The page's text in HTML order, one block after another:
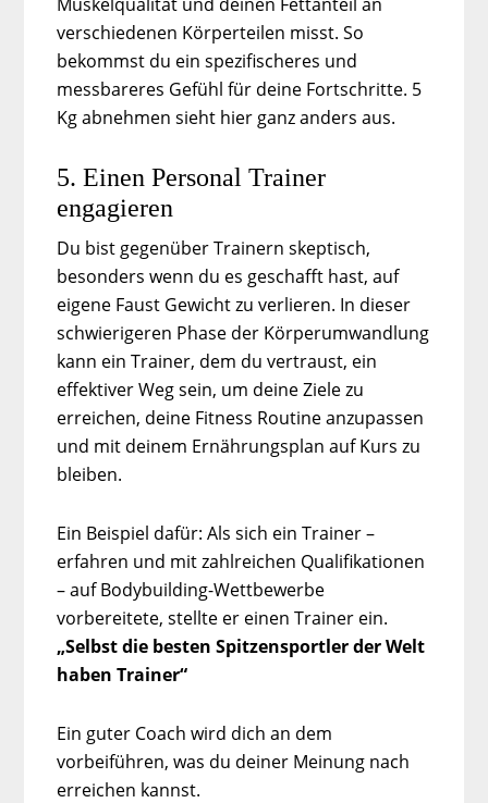
verschiedenen Körperteilen misst. So
bekommst du ein spezifischeres und
messbareres Gefühl für deine Fortschritte. 5
Kg abnehmen sieht hier ganz anders aus.
5. Einen Personal Trainer
engagieren
Du bist gegenüber Trainern skeptisch,
besonders wenn du es geschafft hast, auf
eigene Faust Gewicht zu verlieren. In dieser
schwierigeren Phase der Körperumwandlung
kann ein Trainer, dem du vertraust, ein
effektiver Weg sein, um deine Ziele zu
erreichen, deine Fitness Routine anzupassen
und mit deinem Ernährungsplan auf Kurs zu
bleiben.
Ein Beispiel dafür: Als sich ein Trainer –
erfahren und mit zahlreichen Qualifikationen
– auf Bodybuilding-Wettbewerbe
vorbereitete, stellte er einen Trainer ein.
„Selbst die besten Spitzensportler der Welt
haben Trainer“
Ein guter Coach wird dich an dem
vorbeiführen, was du deiner Meinung nach
erreichen kannst.